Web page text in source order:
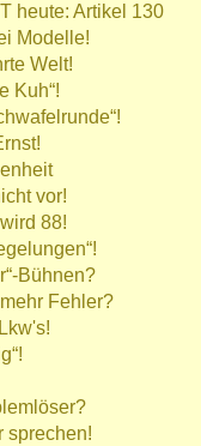
heute: Artikel 130
Modelle!
Welt!
Kuh“!
vor!
88!
Bühnen?
Fehler?
sprechen!